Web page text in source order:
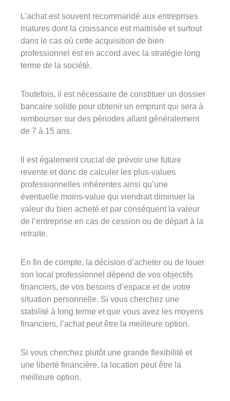
L’achat est souvent recommandé aux entreprises
matures dont la croissance est maitrisée et surtout
dans le cas où cette acquisition de bien
professionnel est en accord avec la stratégie long
terme de la société.
Toutefois, il est nécessaire de constituer un dossier
bancaire solide pour obtenir un emprunt qui sera à
rembourser sur des périodes allant généralement
de 7 à 15 ans.
Il est également crucial de prévoir une future
revente et donc de calculer les plus-values
professionnelles inhérentes ainsi qu’une
éventuelle moins-value qui viendrait diminuer la
valeur du bien acheté et par conséquent la valeur
de l’entreprise en cas de cession ou de départ à la
retraite.
En fin de compte, la décision d’acheter ou de louer
son local professionnel dépend de vos objectifs
financiers, de vos besoins d’espace et de votre
situation personnelle. Si vous cherchez une
stabilité à long terme et que vous avez les moyens
financiers, l’achat peut être la meilleure option.
Si vous cherchez plutôt une grande flexibilité et
une liberté financière, la location peut être la
meilleure option.